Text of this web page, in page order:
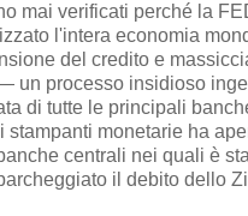
mai verificati perché la
l'intera economia
del credito e
un processo insidioso
di tutte le principali
stampanti monetarie ha
centrali nei quali è
il debito dello